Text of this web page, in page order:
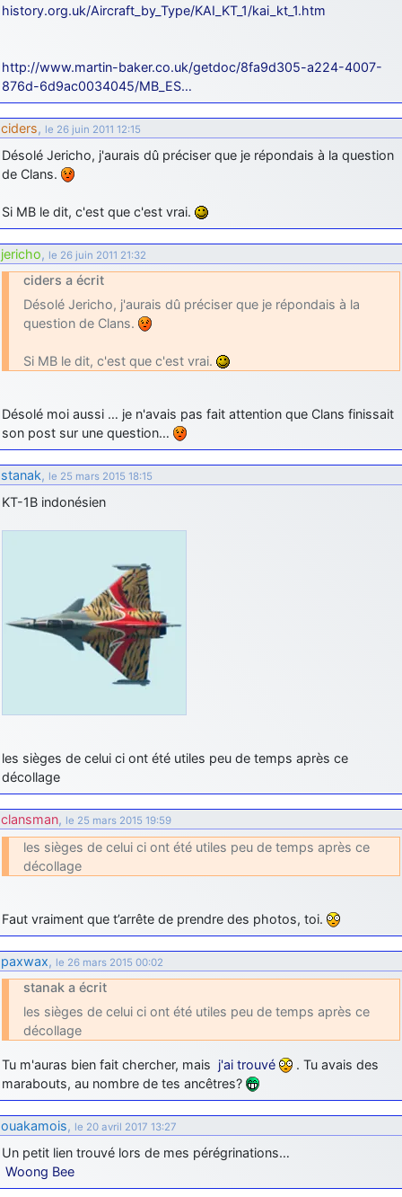
history.org.uk/Aircraft_by_Type/KAI_KT_1/kai_kt_1.htm
http://www.martin-baker.co.uk/getdoc/8fa9d305-a224-4007-
876d-6d9ac0034045/MB_ES…
ciders, le 26 juin 2011 12:15
Désolé Jericho, j'aurais dû préciser que je répondais à la question
de Clans.
Si MB le dit, c'est que c'est vrai.
jericho, le 26 juin 2011 21:32
ciders a écrit
Désolé Jericho, j'aurais dû préciser que je répondais à la
question de Clans.
Si MB le dit, c'est que c'est vrai.
Désolé moi aussi … je n'avais pas fait attention que Clans finissait
son post sur une question…
stanak, le 25 mars 2015 18:15
KT-1B indonésien
les sièges de celui ci ont été utiles peu de temps après ce
décollage
clansman, le 25 mars 2015 19:59
les sièges de celui ci ont été utiles peu de temps après ce
décollage
Faut vraiment que t’arrête de prendre des photos, toi.
paxwax, le 26 mars 2015 00:02
stanak a écrit
les sièges de celui ci ont été utiles peu de temps après ce
décollage
Tu m'auras bien fait chercher, mais j'ai trouvé
. Tu avais des
marabouts, au nombre de tes ancêtres?
ouakamois, le 20 avril 2017 13:27
Un petit lien trouvé lors de mes pérégrinations…
Woong Bee